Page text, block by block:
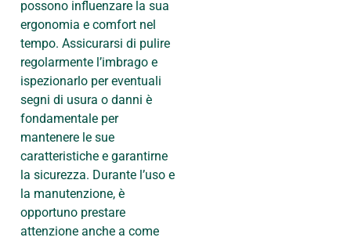
possono influenzare la sua
ergonomia e comfort nel
tempo. Assicurarsi di pulire
regolarmente l’imbrago e
ispezionarlo per eventuali
segni di usura o danni è
fondamentale per
mantenere le sue
caratteristiche e garantirne
la sicurezza. Durante l’uso e
la manutenzione, è
opportuno prestare
attenzione anche a come